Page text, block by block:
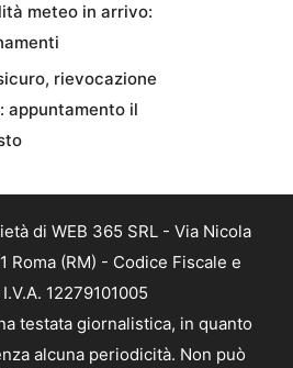
meteo in arrivo:
rievocazione
appuntamento il
di WEB 365 SRL - Via Nicola
Roma (RM) - Codice Fiscale e
12279101005
testata giornalistica, in quanto
alcuna periodicità. Non può